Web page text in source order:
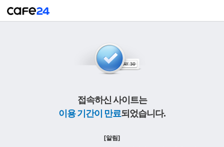
접속하신 사이트는
이용 기간이 만료되었습니다.
[알림]